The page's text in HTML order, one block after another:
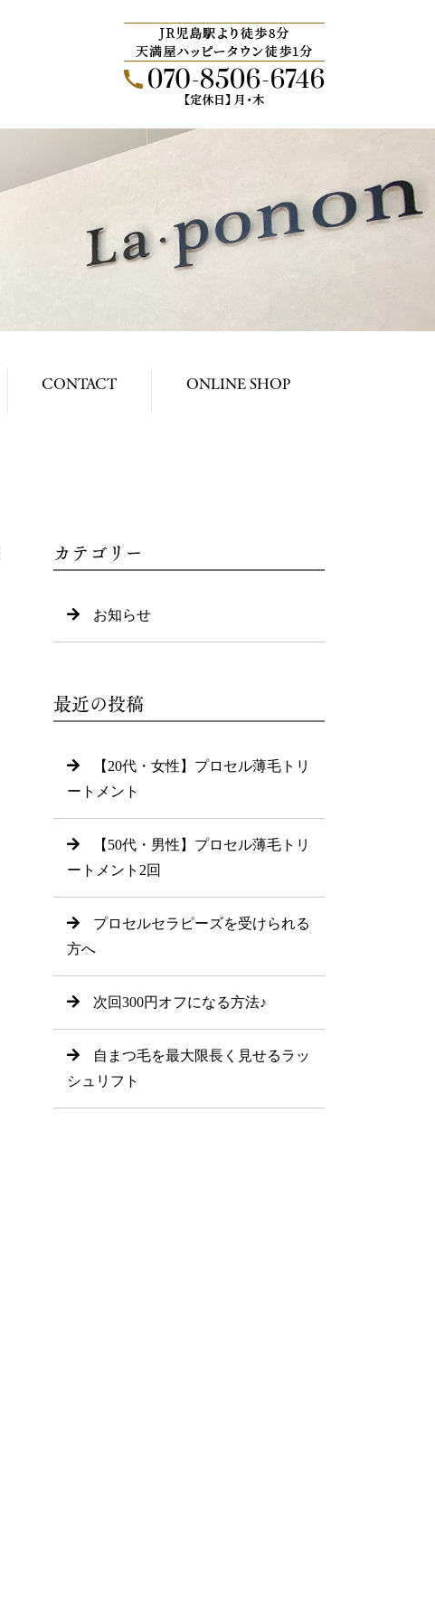
CONTACT ONLINE SHOP
カテゴリー
お知らせ
最近の投稿
【20代・女性】プロセル薄毛トリ
ートメント
【50代・男性】プロセル薄毛トリ
ートメント2回
プロセルセラピーズを受けられる
方へ
次回300円オフになる方法♪
自まつ毛を最大限長く見せるラッ
シュリフト